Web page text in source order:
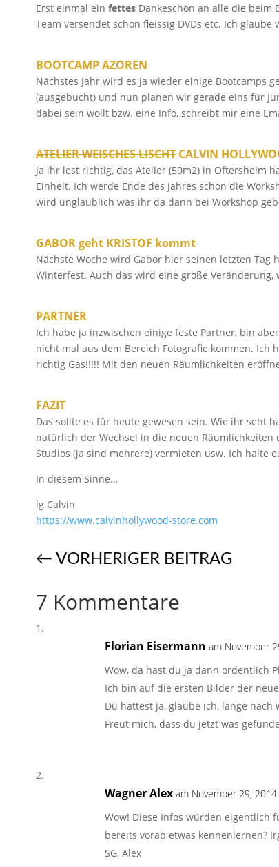
Erst einmal ein fettes Dankeschön an alle die beim
Team versendet schon fleissig DVDs etc. Ich
BOOTCAMP AZOREN
Nächstes Jahr wird es ja wieder einige Bootcamps
(ausgebucht) und nun planen wir gerade eins für
dabei sein wollt bzw. eine Info, schreibt mir eine
ATELIER WEISCHES LISCHT CALVIN
Ja ihr lest richtig, das Atelier (50m2) in Oftersheim
Einheit. Ich werde Ende des Jahres schon die
wird unglaublich was ihr da dann bei Workshop
GABOR geht KRISTOF kommt
Nächste Woche wird Gabor hier seinen letzten
Winterfest. Auch das wird eine große
PARTNER
Ich habe ja inzwischen einige feste Partner, bin
nicht mal aus dem Bereich Fotografie kommen.
richtig Gas!!!!! Mit den neuen Räumlichkeiten
FAZIT
Das sollte es für heute gewesen sein. Wie ihr seht
natürlich der Wechsel in die neuen
Studios (ja sind mehrere) vermieten usw. Ich halte
In diesem Sinne…
lg Calvin
https://www.calvinhollywood-store.com
← VORHERIGER BEITRAG
7 Kommentare
Florian Eisermann am November
Wow, da hast du ja dann ordentlich
Ich bin auf die ersten Bilder der
Du hattest ja, glaube ich, lange nach
Freut mich, dass du jetzt was
Wagner Alex am November 29,
Wow! Diese Infos würden eigentlich
bereits vorab etwas kennenlernen?
SG, Alex